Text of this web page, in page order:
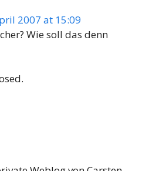
2007 at 15:09
Wie soll das denn